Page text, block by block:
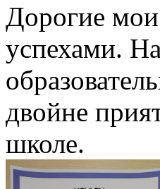
Дорогие
успехами.
двойне
школе.